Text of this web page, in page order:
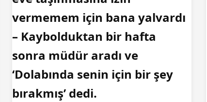
vermemem için bana yalvardı
– Kaybolduktan bir hafta
sonra müdür aradı ve
‘Dolabında senin için bir şey
bırakmış’ dedi.